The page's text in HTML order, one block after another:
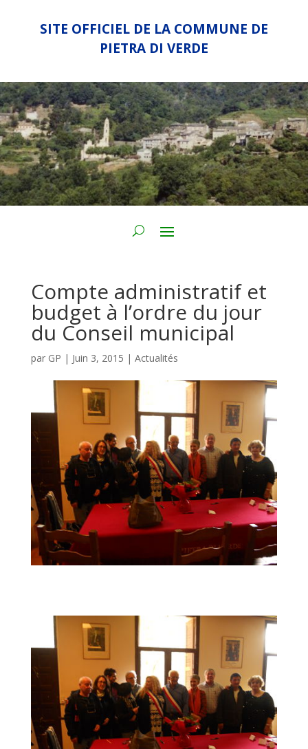
SITE OFFICIEL DE LA COMMUNE DE
PIETRA DI VERDE
Compte administratif et
budget à l’ordre du jour
du Conseil municipal
par GP | Juin 3, 2015 | Actualités